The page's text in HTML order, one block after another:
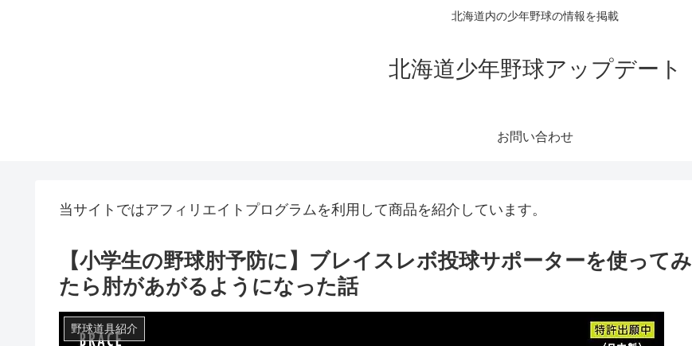
北海道内の少年野球の情報を掲載
北海道少年野球アップデート
お問い合わせ
当サイトではアフィリエイトプログラムを利用して商品を紹介しています。
【小学生の野球肘予防に】ブレイスレボ投球サポーターを使ってみ
たら肘があがるようになった話
野球道具紹介